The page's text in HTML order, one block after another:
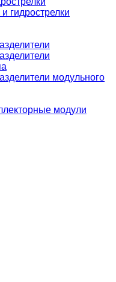
гидрострелки
модульного
модули